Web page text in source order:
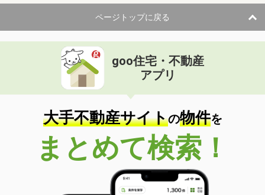
ページトップに戻る
goo住宅・不動産
アプリ
大手不動産サイトの物件を
まとめて検索！